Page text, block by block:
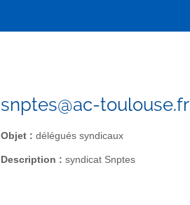
snptes@ac-toulouse.fr
Objet : délégués syndicaux
Description : syndicat Snptes